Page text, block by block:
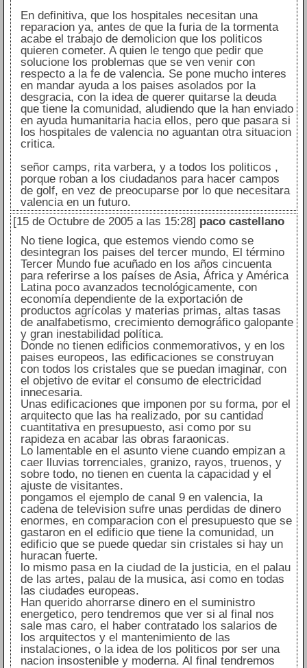
En definitiva, que los hospitales necesitan una
reparacion ya, antes de que la furia de la tormenta
acabe el trabajo de demolicion que los politicos
quieren cometer. A quien le tengo que pedir que
solucione los problemas que se ven venir con
respecto a la fe de valencia. Se pone mucho interes
en mandar ayuda a los paises asolados por la
desgracia, con la idea de querer quitarse la deuda
que tiene la comunidad, aludiendo que la han enviado
en ayuda humanitaria hacia ellos, pero que pasara si
los hospitales de valencia no aguantan otra situacion
critica.
señor camps, rita varbera, y a todos los politicos ,
porque roban a los ciudadanos para hacer campos
de golf, en vez de preocuparse por lo que necesitara
valencia en un futuro.
[15 de Octubre de 2005 a las 15:28] paco castellano
No tiene logica, que estemos viendo como se
desintegran los paises del tercer mundo, El término
Tercer Mundo fue acuñado en los años cincuenta
para referirse a los países de Asia, África y América
Latina poco avanzados tecnológicamente, con
economía dependiente de la exportación de
productos agrícolas y materias primas, altas tasas
de analfabetismo, crecimiento demográfico galopante
y gran inestabilidad política.
Donde no tienen edificios conmemorativos, y en los
paises europeos, las edificaciones se construyan
con todos los cristales que se puedan imaginar, con
el objetivo de evitar el consumo de electricidad
innecesaria.
Unas edificaciones que imponen por su forma, por el
arquitecto que las ha realizado, por su cantidad
cuantitativa en presupuesto, asi como por su
rapideza en acabar las obras faraonicas.
Lo lamentable en el asunto viene cuando empizan a
caer lluvias torrenciales, granizo, rayos, truenos, y
sobre todo, no tienen en cuenta la capacidad y el
ajuste de visitantes.
pongamos el ejemplo de canal 9 en valencia, la
cadena de television sufre unas perdidas de dinero
enormes, en comparacion con el presupuesto que se
gastaron en el edificio que tiene la comunidad, un
edificio que se puede quedar sin cristales si hay un
huracan fuerte.
lo mismo pasa en la ciudad de la justicia, en el palau
de las artes, palau de la musica, asi como en todas
las ciudades europeas.
Han querido ahorrarse dinero en el suministro
energetico, pero tendremos que ver si al final nos
sale mas caro, el haber contratado los salarios de
los arquitectos y el mantenimiento de las
instalaciones, o la idea de los politicos por ser una
nacion insostenible y moderna. Al final tendremos